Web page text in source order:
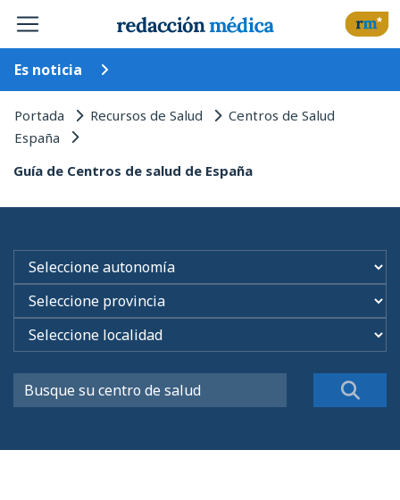
Es noticia
Portada Recursos de Salud Centros de Salud
España
Guía de Centros de salud de España